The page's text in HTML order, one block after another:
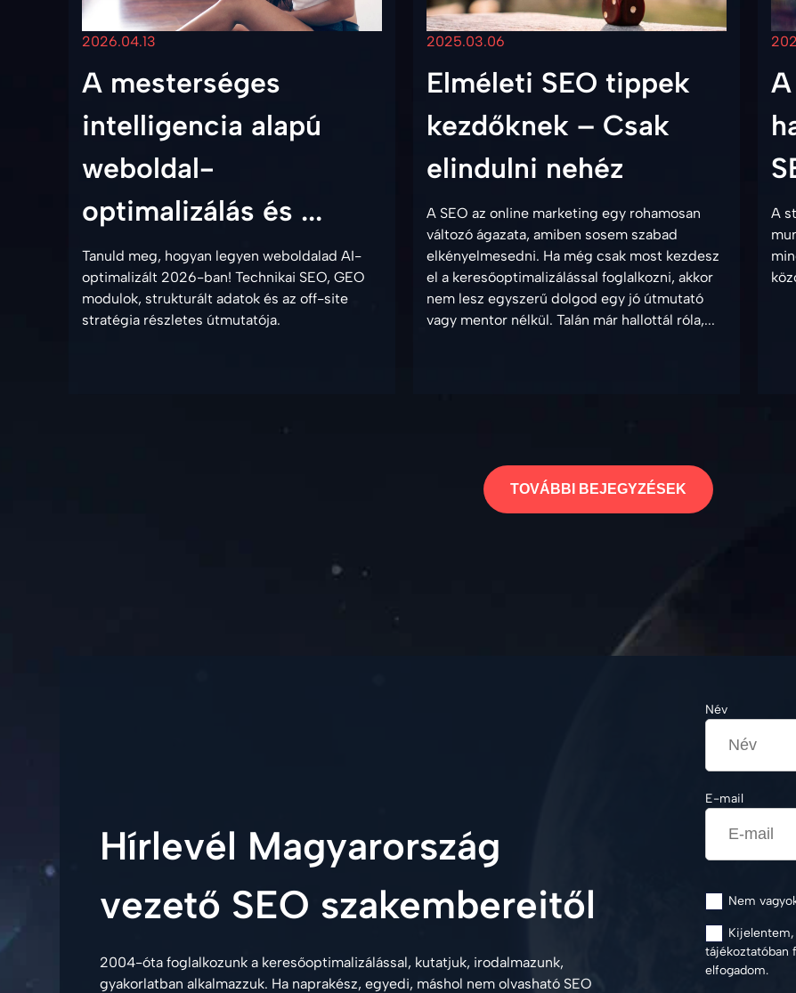
2026.04.13
A mesterséges
intelligencia alapú
weboldal-
optimalizálás és ...
Tanuld meg, hogyan legyen weboldalad AI-
optimalizált 2026-ban! Technikai SEO, GEO
modulok, strukturált adatok és az off-site
stratégia részletes útmutatója.
2025.03.06
Elméleti SEO tippek
kezdőknek – Csak
elindulni nehéz
A SEO az online marketing egy rohamosan
változó ágazata, amiben sosem szabad
elkényelmesedni. Ha még csak most kezdesz
el a keresőoptimalizálással foglalkozni, akkor
nem lesz egyszerű dolgod egy jó útmutató
vagy mentor nélkül. Talán már hallottál róla,...
A
TOVÁBBI BEJEGYZÉSEK
Hírlevél Magyarország
vezető SEO szakembereitől
2004-óta foglalkozunk a keresőoptimalizálással, kutatjuk, irodalmazunk,
gyakorlatban alkalmazzuk. Ha naprakész, egyedi, máshol nem olvasható SEO
Név
E-mail
Nem
tájékoztatóban
elfogadom.